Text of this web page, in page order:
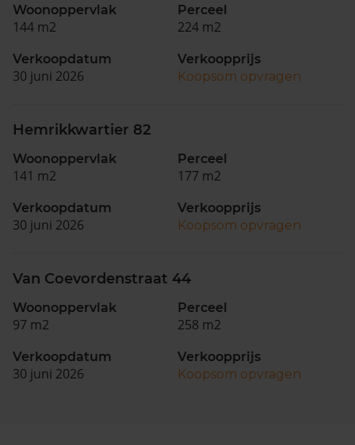
Woonoppervlak
144 m2
Perceel
224 m2
Verkoopdatum
30 juni 2026
Verkoopprijs
Koopsom opvragen
Hemrikkwartier 82
Woonoppervlak
141 m2
Perceel
177 m2
Verkoopdatum
30 juni 2026
Verkoopprijs
Koopsom opvragen
Van Coevordenstraat 44
Woonoppervlak
97 m2
Perceel
258 m2
Verkoopdatum
30 juni 2026
Verkoopprijs
Koopsom opvragen